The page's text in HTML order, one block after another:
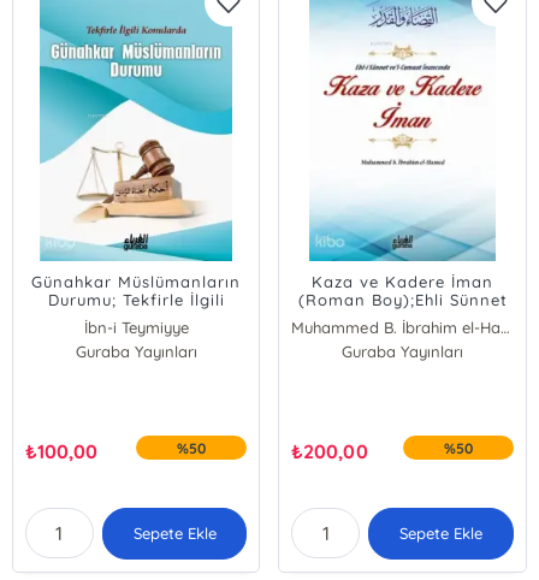
Günahkar Müslümanların
Durumu; Tekfirle İlgili
İbn-i Teymiyye
Guraba Yayınları
₺100,00 %50
Sepete Ekle
Kaza ve Kadere İman
(Roman Boy);Ehli Sünnet
vel Cemaat İnancında
Muhammed B. İbrahim el-Hamed
Guraba Yayınları
₺200,00 %50
Sepete Ekle